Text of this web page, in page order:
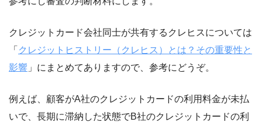
クレジットカード会社同士が共有するクレヒスについては
「 クレジットヒストリー（クレヒス）とは？その重要性と
影響 」にまとめてありますので、参考にどうぞ。
例えば、顧客がA社のクレジットカードの利用料金が未払
いで、長期に滞納した状態でB社のクレジットカードの利